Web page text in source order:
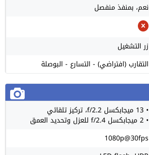
نعم، بمنفذ منفصل
زر التشغيل
التقارب (افتراضي) - التسارع - البوصلة
• 13 ميجابكسل f/2.2، تركيز تلقائي
• 2 ميجابكسل f/2.4 للعزل وتحديد العمق
1080p@30fps